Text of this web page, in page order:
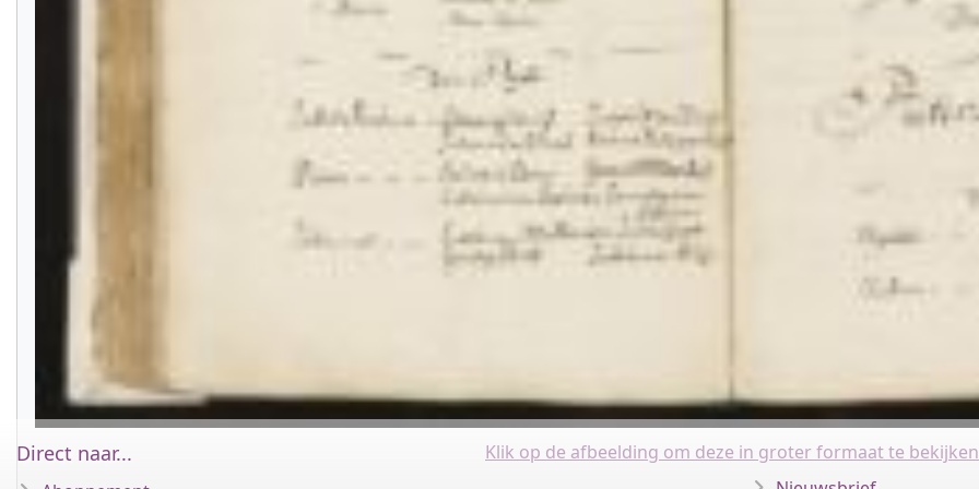
Klik op de afbeelding om deze in groter formaat te
Direct naar...